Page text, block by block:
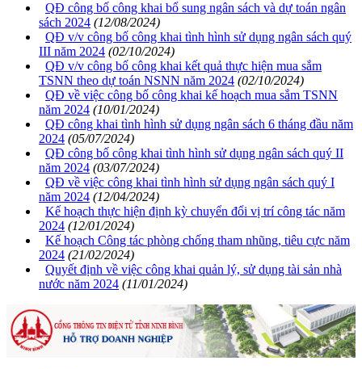
QĐ công bố công khai bổ sung ngân sách và dự toán ngân
sách 2024 (12/08/2024)
QĐ v/v công bố công khai tình hình sử dụng ngân sách quý
III năm 2024 (02/10/2024)
QĐ v/v công bố công khai kết quả thực hiện mua sắm
TSNN theo dự toán NSNN năm 2024 (02/10/2024)
QĐ về việc công bố công khai kế hoạch mua sắm TSNN
năm 2024 (10/01/2024)
QĐ công khai tình hình sử dụng ngân sách 6 tháng đầu năm
2024 (05/07/2024)
QĐ công bố công khai tình hình sử dụng ngân sách quý II
năm 2024 (03/07/2024)
QĐ về việc công khai tình hình sử dụng ngân sách quý I
năm 2024 (12/04/2024)
Kế hoạch thực hiện định kỳ chuyển đổi vị trí công tác năm
2024 (12/01/2024)
Kế hoạch Công tác phòng chống tham nhũng, tiêu cực năm
2024 (21/02/2024)
Quyết định về việc công khai quản lý, sử dụng tài sản nhà
nước năm 2024 (11/01/2024)